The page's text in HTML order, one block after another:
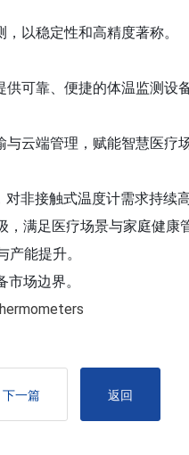
以稳定性和高精度著称。
可靠、便捷的体温监测设备
云端管理，赋能智慧医疗
非接触式温度计需求持续高
满足医疗场景与家庭健康
能提升。
场边界。
下一篇 返回